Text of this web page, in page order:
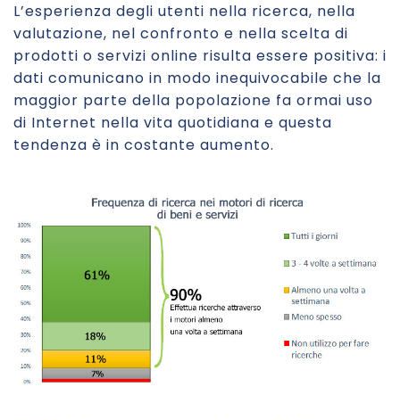
L’esperienza degli utenti nella ricerca, nella
valutazione, nel confronto e nella scelta di
prodotti o servizi online risulta essere positiva: i
dati comunicano in modo inequivocabile che la
maggior parte della popolazione fa ormai uso
di Internet nella vita quotidiana e questa
tendenza è in costante aumento.